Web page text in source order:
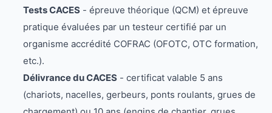
Tests CACES- épreuve théorique (QCM) et épreuve
pratique évaluées par un testeur certifié par un
organisme accrédité COFRAC (OFOTC, OTC formation,
etc.).
Délivrance du CACES- certificat valable 5 ans
(chariots, nacelles, gerbeurs, ponts roulants, grues de